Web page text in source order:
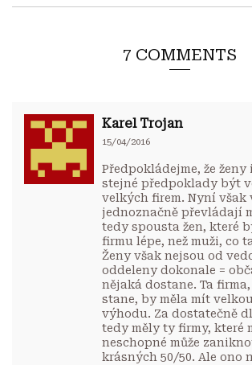
7 COMMENTS
Karel Trojan
15/04/2016
Předpokládejme, že ženy
stejné předpoklady být
velkých firem. Nyní však
jednoznačně převládají
tedy spousta žen, které
firmu lépe, než muži, co
Ženy však nejsou od
oddeleny dokonale =
nějaká dostane. Ta
stane, by měla mít
výhodu. Za dostatečně
tedy měly ty firmy, které
neschopné může
krásných 50/50. Ale ono